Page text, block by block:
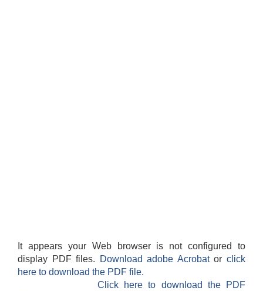
It appears your Web browser is not configured to
display PDF files.
Download adobe Acrobatorclick
here to download the PDF file.
Click here to download the PDF